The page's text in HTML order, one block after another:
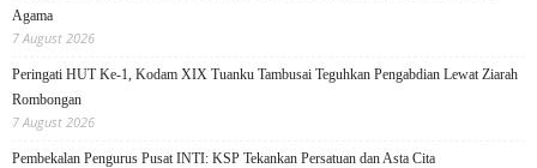
Agama
7 August 2026
Peringati HUT Ke-1, Kodam XIX Tuanku Tambusai Teguhkan Pengabdian Lewat Ziarah
Rombongan
7 August 2026
Pembekalan Pengurus Pusat INTI: KSP Tekankan Persatuan dan Asta Cita